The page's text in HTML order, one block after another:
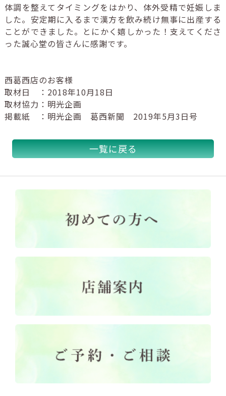
体調を整えてタイミングをはかり、体外受精で妊娠しま
した。安定期に入るまで漢方を飲み続け無事に出産する
ことができました。とにかく嬉しかった！支えてくださ
った誠心堂の皆さんに感謝です。
西葛西店のお客様
取材日 ：2018年10月18日
取材協力：明光企画
掲載紙 ：明光企画 葛西新聞 2019年5月3日号
一覧に戻る